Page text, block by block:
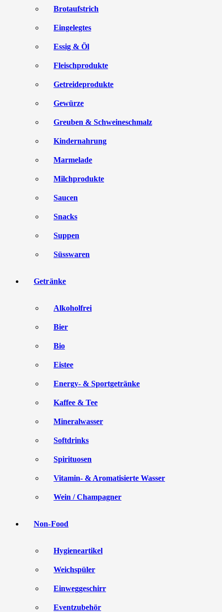
Brotaufstrich
Eingelegtes
Essig & Öl
Fleischprodukte
Getreideprodukte
Gewürze
Greuben & Schweineschmalz
Kindernahrung
Marmelade
Milchprodukte
Saucen
Snacks
Suppen
Süsswaren
Getränke
Alkoholfrei
Bier
Bio
Eistee
Energy- & Sportgetränke
Kaffee & Tee
Mineralwasser
Softdrinks
Spirituosen
Vitamin- & Aromatisierte Wasser
Wein / Champagner
Non-Food
Hygieneartikel
Weichspüler
Einweggeschirr
Eventzubehör